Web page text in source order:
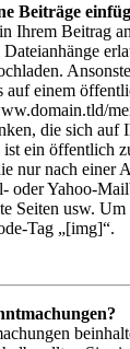
Beiträge
Ihrem Beitrag
einem
die sich auf
ist ein öffentlich
nur nach einer
oder Yahoo-
Seiten usw.
Tag „[img]“.